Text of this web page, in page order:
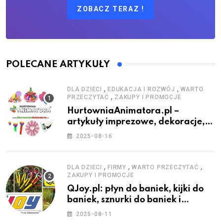
ZOBACZ TERAZ !
POLECANE ARTYKUŁY
DLA DZIECI , EDUKACJA I ROZWÓJ , WARTO
PRZECZYTAĆ , ZAKUPY I PROMOCJE
HurtowniaAnimatora.pl –
artykuły imprezowe, dekoracje,
stroje i akcesoria dla animatorów
2025-08-16
DLA DZIECI , FIRMY , WARTO PRZECZYTAĆ ,
ZAKUPY I PROMOCJE
QJoy.pl: płyn do baniek, kijki do
baniek, sznurki do baniek i
zestawy do baniek
2025-08-11